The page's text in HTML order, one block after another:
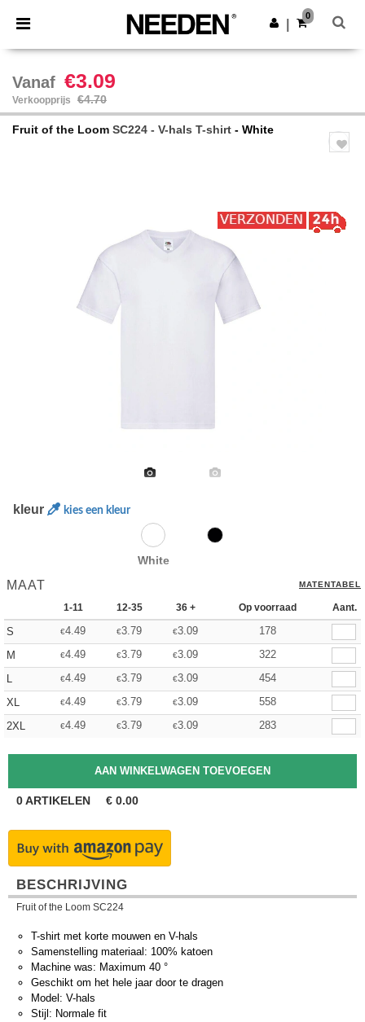
× Needen-app
Betere prijzen in de app!
Download app
0
Vanaf €3.09
Verkoopprijs €4.70
Fruit of the Loom SC224 - V-hals T-shirt - White
kleur kies een kleur
White
MAAT MATENTABEL
1-11 12-35 36 + Op voorraad Aant.
S €4.49 €3.79 €3.09
178
M
€4.49 €3.79 €3.09
322
L
€4.49 €3.79 €3.09
454
XL
€4.49 €3.79 €3.09
558
2XL
€4.49 €3.79 €3.09 283
0ARTIKELEN € 0.00
BESCHRIJVING
Fruit of the Loom SC224
T-shirt met korte mouwen en V-hals
Samenstelling materiaal: 100% katoen
Machine was: Maximum 40 °
Geschikt om het hele jaar door te dragen
Model: V-hals
Stijl: Normale fit